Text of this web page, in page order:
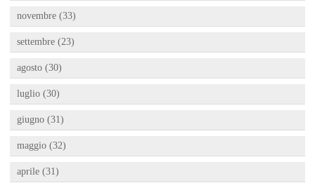
novembre (33)
settembre (23)
agosto (30)
luglio (30)
giugno (31)
maggio (32)
aprile (31)